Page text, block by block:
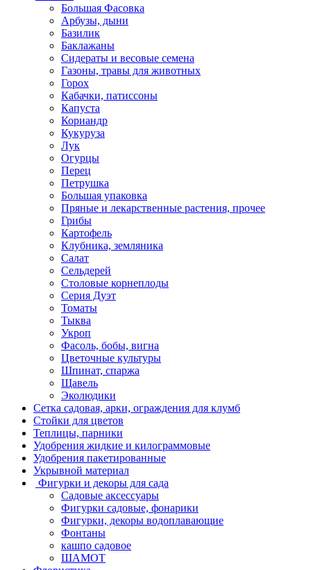
Большая Фасовка
Арбузы, дыни
Базилик
Баклажаны
Сидераты и весовые семена
Газоны, травы для животных
Горох
Кабачки, патиссоны
Капуста
Кориандр
Кукуруза
Лук
Огурцы
Перец
Петрушка
Большая упаковка
Пряные и лекарственные растения, прочее
Грибы
Картофель
Клубника, земляника
Салат
Сельдерей
Столовые корнеплоды
Серия Дуэт
Томаты
Тыква
Укроп
Фасоль, бобы, вигна
Цветочные культуры
Шпинат, спаржа
Щавель
Эколюдики
Сетка садовая, арки, ограждения для клумб
Стойки для цветов
Теплицы, парники
Удобрения жидкие и килограммовые
Удобрения пакетированные
Укрывной материал
Фигурки и декоры для сада
Садовые аксессуары
Фигурки садовые, фонарики
Фигурки, декоры водоплавающие
Фонтаны
кашпо садовое
ШАМОТ